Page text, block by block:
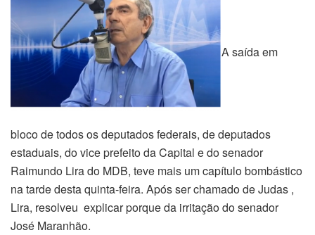
A saída em
bloco de todos os deputados federais, de deputados
estaduais, do vice prefeito da Capital e do senador
Raimundo Lira do MDB, teve mais um capítulo bombástico
na tarde desta quinta-feira. Após ser chamado de Judas ,
Lira, resolveu explicar porque da irritação do senador
José Maranhão.